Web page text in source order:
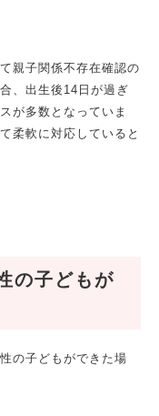
親子関係不存在確認の
、出生後14日が過ぎ
が多数となっていま
柔軟に対応していると
の子どもが
の子どもができた場